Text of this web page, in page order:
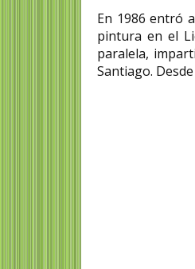
En 1986 entró
pintura en el
paralela,
Santiago.